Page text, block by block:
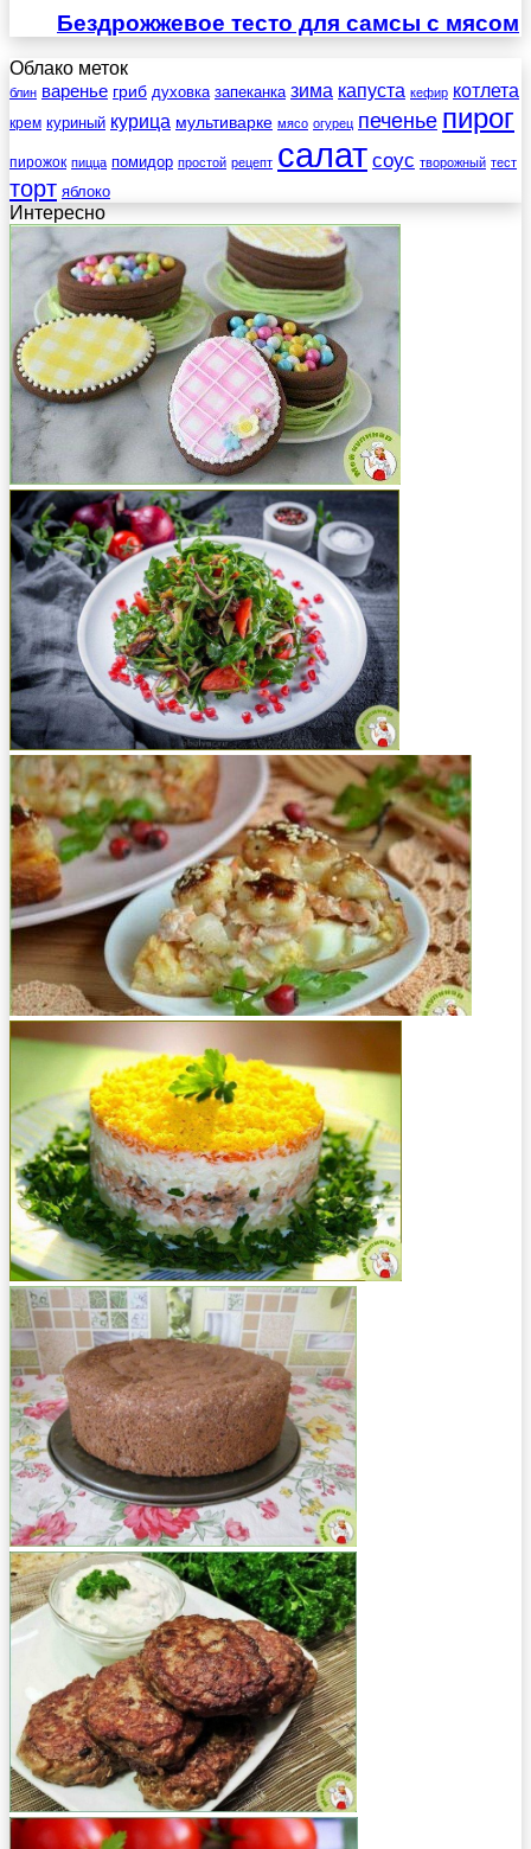
Бездрожжевое тесто для самсы с мясом
Облако меток
блин варенье гриб духовка запеканка зима капуста кефир котлета
крем куриный курица мультиварке мясо огурец печенье пирог
пирожок пицца помидор простой рецепт салат соус творожный тест
торт яблоко
Интересно